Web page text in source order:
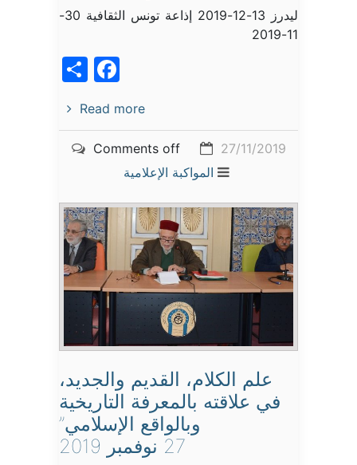
ليدرز 13-12-2019 إذاعة تونس الثقافية 30-
11-2019
Read more
27/11/2019
Comments off
المواكبة الإعلامية
علم الكلام، القديم والجديد،
في علاقته بالمعرفة التاريخية
وبالواقع الإسلامي”
27 نوفمبر 2019